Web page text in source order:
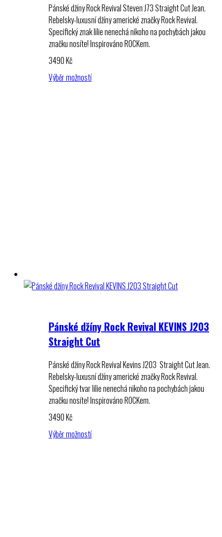
Pánské džíny Rock Revival Steven J73 Straight Cut Jean.
Rebelsky-luxusní džíny americké značky Rock Revival.
Specifický znak lilie nenechá nikoho na pochybách jakou
značku nosíte! Inspirováno ROCKem.
3490Kč
Výběr možností
Pánské džíny Rock Revival KEVINS J203
Straight Cut
Pánské džíny Rock Revival Kevins J203 Straight Cut Jean.
Rebelsky-luxusní džíny americké značky Rock Revival.
Specifický tvar lilie nenechá nikoho na pochybách jakou
značku nosíte! Inspirováno ROCKem.
3490Kč
Výběr možností